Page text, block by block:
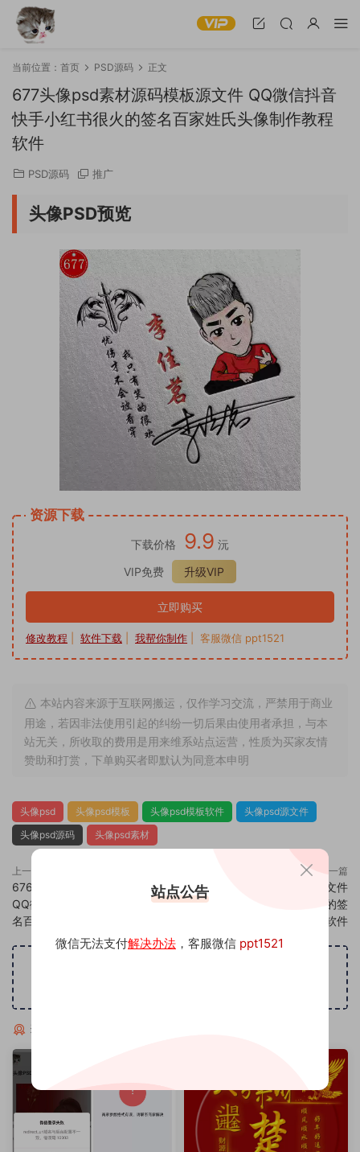
当前位置： 首页 PSD源码 正文
677头像psd素材源码模板源文件 QQ微信抖音
快手小红书很火的签名百家姓氏头像制作教程
软件
PSD源码 推广
头像PSD预览
资源下载
下载价格 9.9 沅
VIP免费
升级VIP
立即购买
修改教程 软件下载 我帮你制作 | 客服微信 ppt1521
本站内容来源于互联网搬运，仅作学习交流，严禁用于商业
用途，若因非法使用引起的纠纷一切后果由使用者承担，与本
站无关，所收取的费用是用来维系站点运营，性质为买家友情
赞助和打赏，下单购买者即默认为同意本申明
头像psd 头像psd模板 头像psd模板软件
头像psd源文件
头像psd源码
头像psd素材
上一篇
676头像psd素材源码模板源文件
QQ微信抖音快手小红书很火的签
名百家姓氏头像制作教程软件
下一篇
678头像psd素材源码模板源文件
QQ微信抖音快手小红书很火的签
名百家姓氏头像制作教程软件
猜你喜欢
站点公告
微信无法支付解决办法 ，客服微信 ppt1521